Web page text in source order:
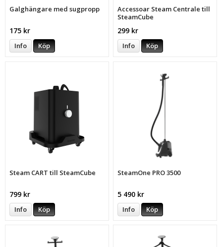
Galghängare med sugpropp
175 kr
Info Köp
Accessoar Steam Centrale till
SteamCube
299 kr
Info Köp
Steam CART till SteamCube
799 kr
Info Köp
SteamOne PRO 3500
5 490 kr
Info Köp